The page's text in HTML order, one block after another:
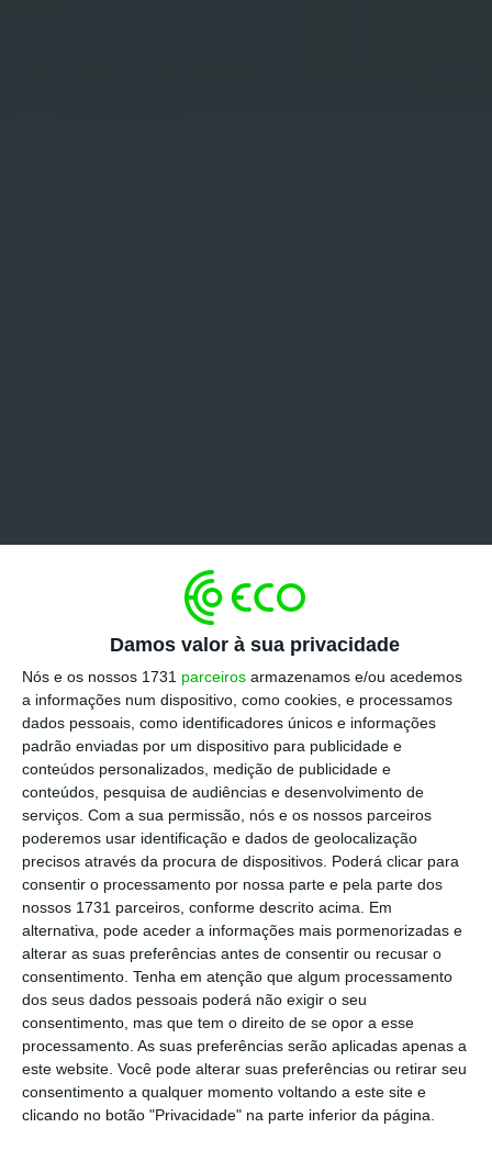
Damos valor à sua privacidade
Nós e os nossos 1731 parceiros armazenamos e/ou acedemos
a informações num dispositivo, como cookies, e processamos
dados pessoais, como identificadores únicos e informações
padrão enviadas por um dispositivo para publicidade e
conteúdos personalizados, medição de publicidade e
conteúdos, pesquisa de audiências e desenvolvimento de
serviços. Com a sua permissão, nós e os nossos parceiros
poderemos usar identificação e dados de geolocalização
precisos através da procura de dispositivos. Poderá clicar para
consentir o processamento por nossa parte e pela parte dos
nossos 1731 parceiros, conforme descrito acima. Em
alternativa, pode aceder a informações mais pormenorizadas e
alterar as suas preferências antes de consentir ou recusar o
consentimento. Tenha em atenção que algum processamento
dos seus dados pessoais poderá não exigir o seu
consentimento, mas que tem o direito de se opor a esse
processamento. As suas preferências serão aplicadas apenas a
este website. Você pode alterar suas preferências ou retirar seu
consentimento a qualquer momento voltando a este site e
clicando no botão "Privacidade" na parte inferior da página.